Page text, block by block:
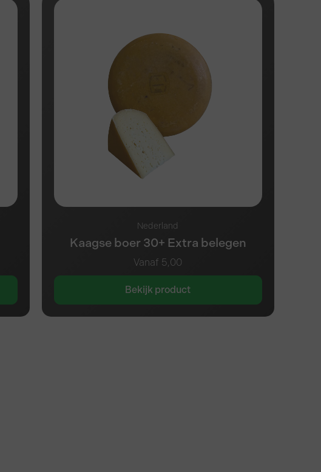
Nederland
Kaagse boer 30+ Extra belegen
Vanaf 5,00
Bekijk product